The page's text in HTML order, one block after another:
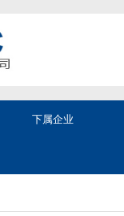
下属企业